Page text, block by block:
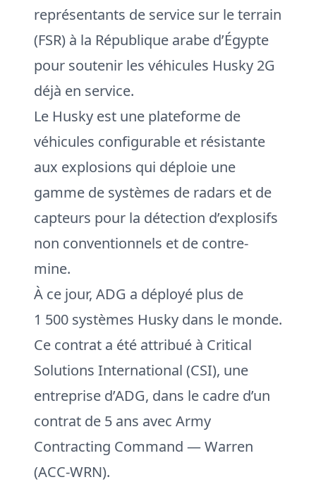
représentants de service sur le terrain
(FSR) à la République arabe d’Égypte
pour soutenir les véhicules Husky 2G
déjà en service.
Le Husky est une plateforme de
véhicules configurable et résistante
aux explosions qui déploie une
gamme de systèmes de radars et de
capteurs pour la détection d’explosifs
non conventionnels et de contre-
mine.
À ce jour, ADG a déployé plus de
1 500 systèmes Husky dans le monde.
Ce contrat a été attribué à Critical
Solutions International (CSI), une
entreprise d’ADG, dans le cadre d’un
contrat de 5 ans avec Army
Contracting Command — Warren
(ACC-WRN).